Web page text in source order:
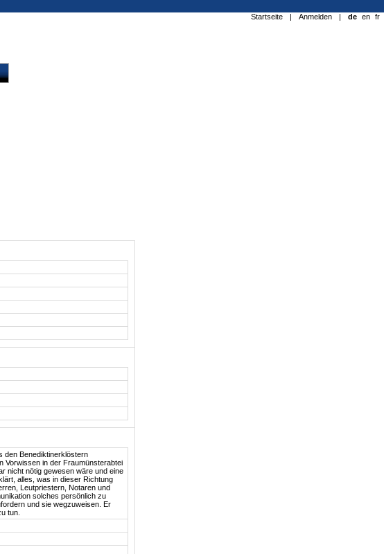
den Benediktinerklöstern
Vorwissen in der Fraumünsterabtei
nicht nötig gewesen wäre und eine
alles, was in dieser Richtung
Leutpriestern, Notaren und
solches persönlich zu
und sie wegzuweisen. Er
tun.
Startseite | Anmelden | de en fr